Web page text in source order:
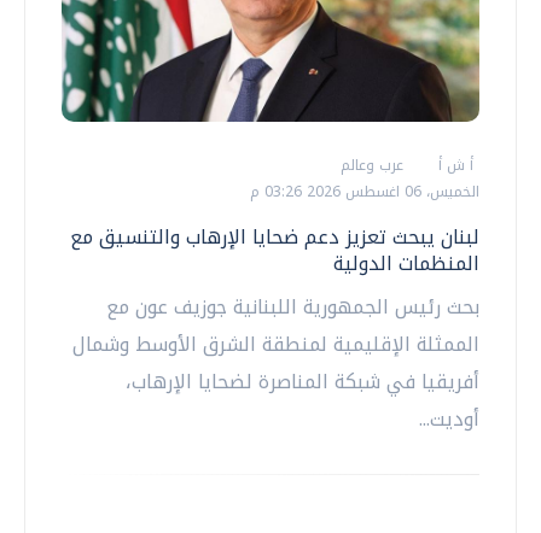
أ ش أ
عرب وعالم
الخميس، 06 اغسطس 2026 03:26 م
لبنان يبحث تعزيز دعم ضحايا الإرهاب والتنسيق مع
المنظمات الدولية
بحث رئيس الجمهورية اللبنانية جوزيف عون مع
الممثلة الإقليمية لمنطقة الشرق الأوسط وشمال
أفريقيا في شبكة المناصرة لضحايا الإرهاب،
أوديت...